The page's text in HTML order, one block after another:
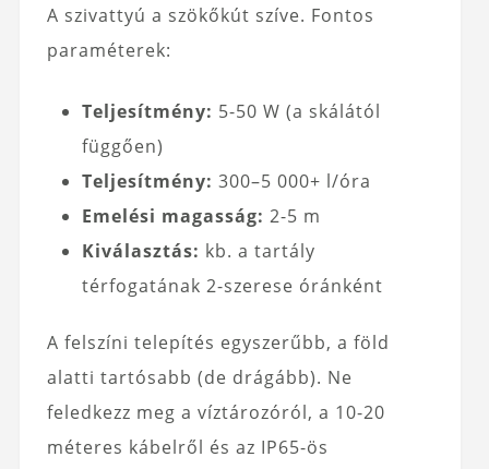
A szivattyú a szökőkút szíve. Fontos
paraméterek:
Teljesítmény: 5-50 W (a skálától
függően)
Teljesítmény: 300–5 000+ l/óra
Emelési magasság: 2-5 m
Kiválasztás: kb. a tartály
térfogatának 2-szerese óránként
A felszíni telepítés egyszerűbb, a föld
alatti tartósabb (de drágább). Ne
feledkezz meg a víztározóról, a 10-20
méteres kábelről és az IP65-ös